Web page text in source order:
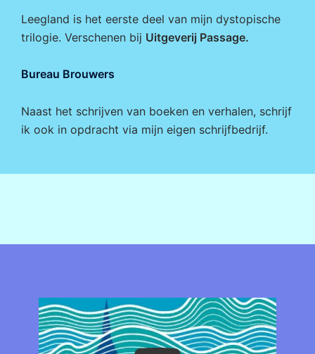
Leegland is het eerste deel van mijn dystopische
trilogie. Verschenen bij Uitgeverij Passage.
Bureau Brouwers
Naast het schrijven van boeken en verhalen, schrijf
ik ook in opdracht via mijn eigen schrijfbedrijf.